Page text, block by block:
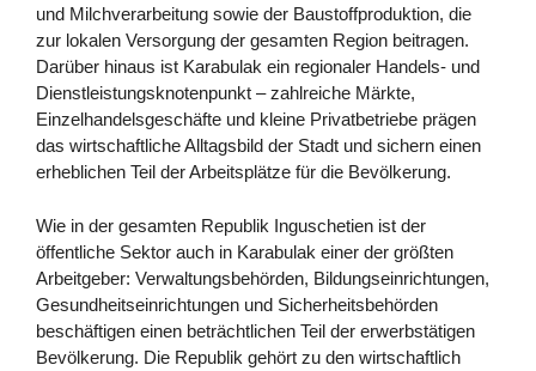
und Milchverarbeitung sowie der Baustoffproduktion, die
zur lokalen Versorgung der gesamten Region beitragen.
Darüber hinaus ist Karabulak ein regionaler Handels- und
Dienstleistungsknotenpunkt – zahlreiche Märkte,
Einzelhandelsgeschäfte und kleine Privatbetriebe prägen
das wirtschaftliche Alltagsbild der Stadt und sichern einen
erheblichen Teil der Arbeitsplätze für die Bevölkerung.
Wie in der gesamten Republik Inguschetien ist der
öffentliche Sektor auch in Karabulak einer der größten
Arbeitgeber: Verwaltungsbehörden, Bildungseinrichtungen,
Gesundheitseinrichtungen und Sicherheitsbehörden
beschäftigen einen beträchtlichen Teil der erwerbstätigen
Bevölkerung. Die Republik gehört zu den wirtschaftlich